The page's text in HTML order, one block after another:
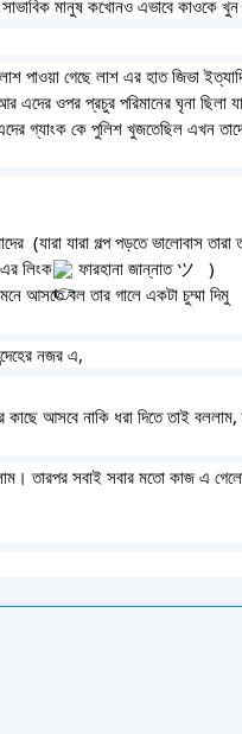
মানুষ কখোনও এভাবে কাওকে খুন
পাওয়া গেছে লাশ এর হাত জিভা
ওপর প্রচুর পরিমানের ঘৃনা ছিলা
গ্যাংক কে পুলিশ খুজতেছিল এখন
(যারা যারা গল্প পড়তে ভালোবাস
লিংক
ফারহানা জান্নাত ツ   )
আসতে বল তার গালে একটা চুম্মা দিমু
নজর এ,
আসবে নাকি ধরা দিতে তাই
তারপর সবাই সবার মতো কাজ এ